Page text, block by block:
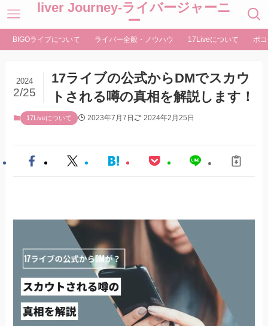
liver Journey-ライバージャーニ
ー
BIGOライブについて ライバー全般・ノウハウ 17Liveについて ポ
17ライブの公式からDMでスカウ
トされる噂の真相を解説します！
2024
2/25
17Liveについて 2023年7月7日 2024年2月25日